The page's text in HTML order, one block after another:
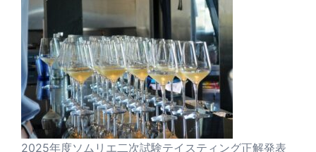
2025年度ソムリエ二次試験テイスティング正解発表